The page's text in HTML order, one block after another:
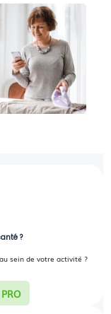
?
sein de votre activité ?